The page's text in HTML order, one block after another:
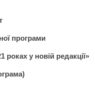
програми
роках у новій редакції»